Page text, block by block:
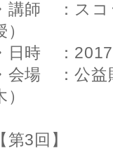
講師 ：ス
）
日時 ：
会場 ：公益
）
【第3回】